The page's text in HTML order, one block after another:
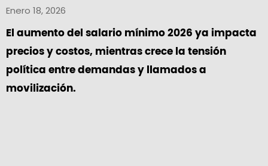
Enero 18, 2026
El aumento del salario mínimo 2026 ya impacta
precios y costos, mientras crece la tensión
política entre demandas y llamados a
movilización.